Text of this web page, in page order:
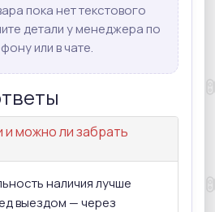
пока нет текстового
детали у менеджера по
или в чате.
и можно ли забрать
наличия лучше
выездом — через